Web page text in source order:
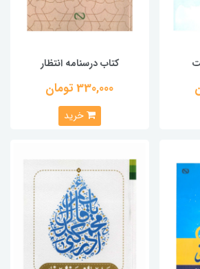
کتاب درسنامه انتظار
330,000 تومان
خرید